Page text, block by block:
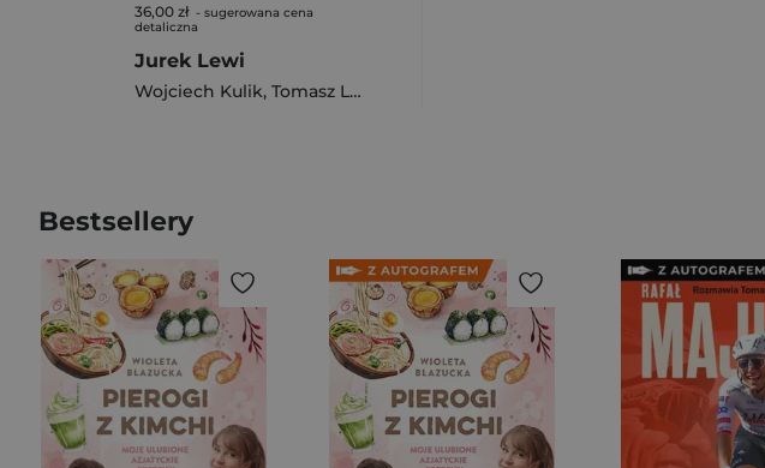
36,00 zł - sugerowana cena
detaliczna
Jurek Lewi
Wojciech Kulik, Tomasz Lissowski
Bestsellery